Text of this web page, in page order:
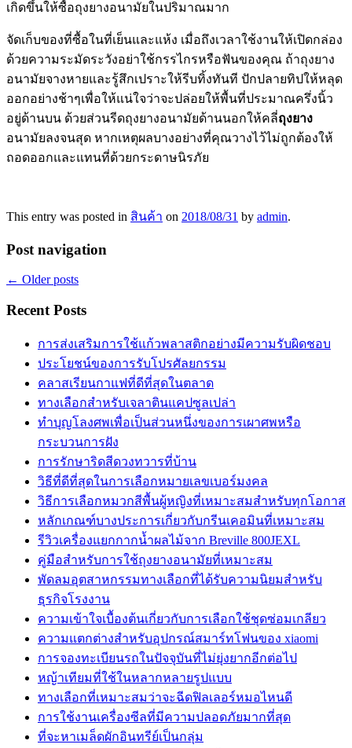
เกิดขึ้นให้ซื้อถุงยางอนามัยในปริมาณมาก
จัดเก็บของที่ซื้อในที่เย็นและแห้ง เมื่อถึงเวลาใช้งานให้เปิดกล่อง
ด้วยความระมัดระวังอย่าใช้กรรไกรหรือฟันของคุณ ถ้าถุงยาง
อนามัยจางหายและรู้สึกเปราะให้รีบทิ้งทันที ปักปลายทิปให้หลุด
ออกอย่างช้าๆเพื่อให้แน่ใจว่าจะปล่อยให้พื้นที่ประมาณครึ่งนิ้ว
อยู่ด้านบน ด้วยส่วนรีดถุงยางอนามัยด้านนอกให้คลี่ถุงยาง
อนามัยลงจนสุด หากเหตุผลบางอย่างที่คุณวางไว้ไม่ถูกต้องให้
ถอดออกและแทนที่ด้วยกระดาษนิรภัย
This entry was posted in สินค้า on 2018/08/31 by admin.
Post navigation
← Older posts
Recent Posts
การส่งเสริมการใช้แก้วพลาสติกอย่างมีความรับผิดชอบ
ประโยชน์ของการรับโปรศัลยกรรม
คลาสเรียนกาแฟที่ดีที่สุดในตลาด
ทางเลือกสำหรับเจลาตินแคปซูลเปล่า
ทำบุญโลงศพเพื่อเป็นส่วนหนึ่งของการเผาศพหรือ
กระบวนการฝัง
การรักษาริดสีดวงทวารที่บ้าน
วิธีที่ดีที่สุดในการเลือกหมายเลขเบอร์มงคล
วิธีการเลือกหมวกสีพื้นผู้หญิงที่เหมาะสมสำหรับทุกโอกาส
หลักเกณฑ์บางประการเกี่ยวกับกรีนเคอมินที่เหมาะสม
รีวิวเครื่องแยกกากน้ำผลไม้จาก Breville 800JEXL
คู่มือสำหรับการใช้ถุงยางอนามัยที่เหมาะสม
พัดลมอุตสาหกรรมทางเลือกที่ได้รับความนิยมสำหรับ
ธุรกิจโรงงาน
ความเข้าใจเบื้องต้นเกี่ยวกับการเลือกใช้ชุดซ่อมเกลียว
ความแตกต่างสำหรับอุปกรณ์สมาร์ทโฟนของ xiaomi
การจองทะเบียนรถในปัจจุบันที่ไม่ยุ่งยากอีกต่อไป
หญ้าเทียมที่ใช้ในหลากหลายรูปแบบ
ทางเลือกที่เหมาะสมว่าจะฉีดฟิลเลอร์หมอไหนดี
การใช้งานเครื่องซีลที่มีความปลอดภัยมากที่สุด
ที่จะหาเมล็ดผักอินทรีย์เป็นกลุ่ม